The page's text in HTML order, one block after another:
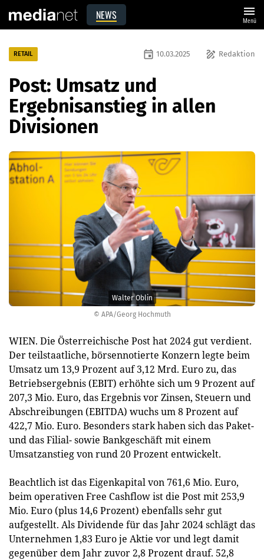
NEWS menu
Menü
© APA/Georg Hochmuth
Walter Oblin
RETAIL draw Redaktion
event 10.03.2025
Post: Umsatz und
Ergebnisanstieg in allen
Divisionen
WIEN. Die Österreichische Post hat 2024 gut verdient.
Der teilstaatliche, börsennotierte Konzern legte beim
Umsatz um 13,9 Prozent auf 3,12 Mrd. Euro zu, das
Betriebsergebnis (EBIT) erhöhte sich um 9 Prozent auf
207,3 Mio. Euro, das Ergebnis vor Zinsen, Steuern und
Abschreibungen (EBITDA) wuchs um 8 Prozent auf
422,7 Mio. Euro. Besonders stark haben sich das Paket-
und das Filial- sowie Bankgeschäft mit einem
Umsatzanstieg von rund 20 Prozent entwickelt.
Beachtlich ist das Eigenkapital von 761,6 Mio. Euro,
beim operativen Free Cashflow ist die Post mit 253,9
Mio. Euro (plus 14,6 Prozent) ebenfalls sehr gut
aufgestellt. Als Dividende für das Jahr 2024 schlägt das
Unternehmen 1,83 Euro je Aktie vor und legt damit
gegenüber dem Jahr zuvor 2,8 Prozent drauf. 52,8